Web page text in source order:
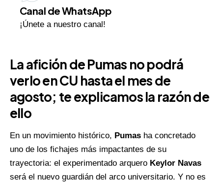
Canal de WhatsApp
¡Únete a nuestro canal!
La afición de Pumas no podrá
verlo en CU hasta el mes de
agosto; te explicamos la razón de
ello
En un movimiento histórico, Pumas ha concretado
uno de los fichajes más impactantes de su
trayectoria: el experimentado arquero Keylor Navas
será el nuevo guardián del arco universitario. Y no es